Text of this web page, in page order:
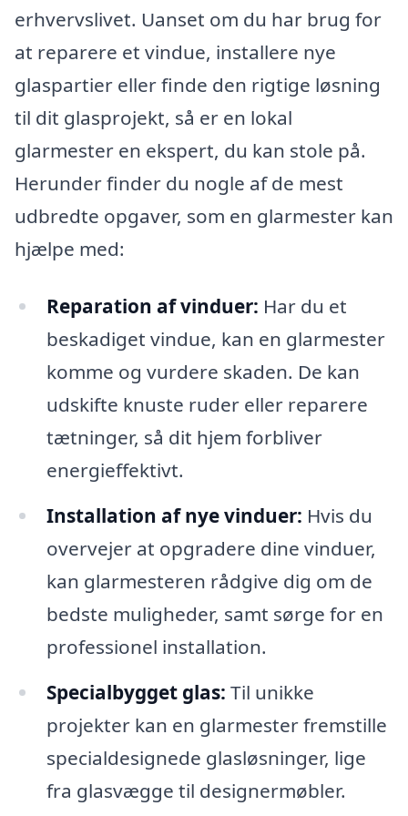
erhvervslivet. Uanset om du har brug for
at reparere et vindue, installere nye
glaspartier eller finde den rigtige løsning
til dit glasprojekt, så er en lokal
glarmester en ekspert, du kan stole på.
Herunder finder du nogle af de mest
udbredte opgaver, som en glarmester kan
hjælpe med:
Reparation af vinduer: Har du et
beskadiget vindue, kan en glarmester
komme og vurdere skaden. De kan
udskifte knuste ruder eller reparere
tætninger, så dit hjem forbliver
energieffektivt.
Installation af nye vinduer: Hvis du
overvejer at opgradere dine vinduer,
kan glarmesteren rådgive dig om de
bedste muligheder, samt sørge for en
professionel installation.
Specialbygget glas: Til unikke
projekter kan en glarmester fremstille
specialdesignede glasløsninger, lige
fra glasvægge til designermøbler.